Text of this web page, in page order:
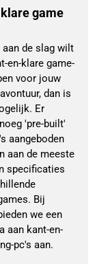
game
de slag wilt
en-klare game-
voor jouw
dan is
Er
'pre-built'
aangeboden
aan de meeste
specificaties
Bij
we een
aan kant-en-
pc's aan.